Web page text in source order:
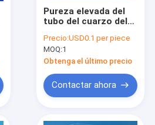
Pureza elevada del
tubo del cuarzo del
requisitos
particulares para el
semiconductor
Precio:USD0.1 per piece
MOQ:1
Obtenga el último precio
Contactar ahora